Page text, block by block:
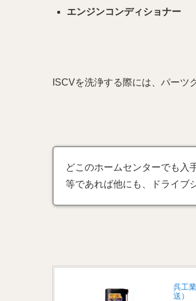
エンジンコンディショナー
ISCVを洗浄する際には、パーツ
どこのホームセンターでも入
等であれば他にも、ドライブ
呉工
送）